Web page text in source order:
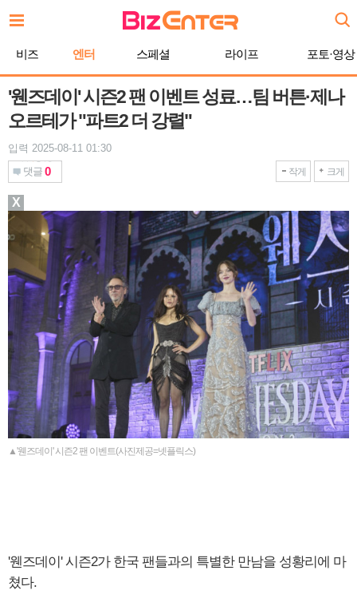
문
비즈 엔터 스페셜 라이프 포토·영상
'웬즈데이' 시즌2 팬 이벤트 성료…팀 버튼·제나
오르테가 "파트2 더 강렬"
입력 2025-08-11 01:30
댓글 0 작게 크게
▲'웬즈데이' 시즌2 팬 이벤트(사진제공=넷플릭스)
'웬즈데이' 시즌2가 한국 팬들과의 특별한 만남을 성황리에 마
쳤다.
X